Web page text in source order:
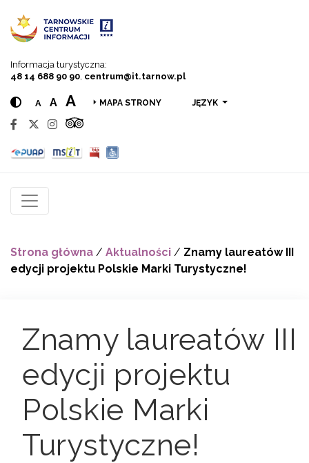
Informacja turystyczna:
48 14 688 90 90 centrum@it.tarnow.pl
A A A MAPA STRONY JĘZYK
Strona główna / Aktualności / Znamy laureatów III
edycji projektu Polskie Marki Turystyczne!
Znamy laureatów III
edycji projektu
Polskie Marki
Turystyczne!